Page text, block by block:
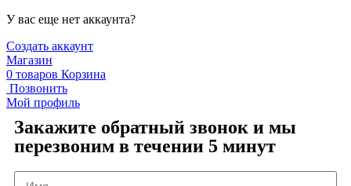
У вас еще нет аккаунта?
Создать аккаунт
Магазин
0 товаров Корзина
Позвонить
Мой профиль
Закажите обратный звонок и мы
перезвоним в течении 5 минут